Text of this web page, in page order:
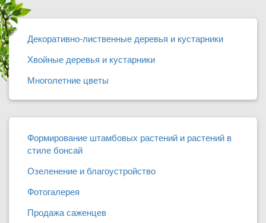
Декоративно-лиственные деревья и кустарники
Хвойные деревья и кустарники
Многолетние цветы
Формирование штамбовых растений и растений в
стиле бонсай
Озеленение и благоустройство
Фотогалерея
Продажа саженцев